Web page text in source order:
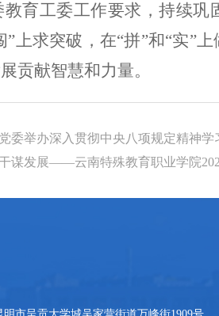
育工委工作要求，持续
”上求突破，在“拼”和“实”
贡献智慧和力量。
委举办深入贯彻中央八项规定精神学
谋发展——云南特殊教育职业学院